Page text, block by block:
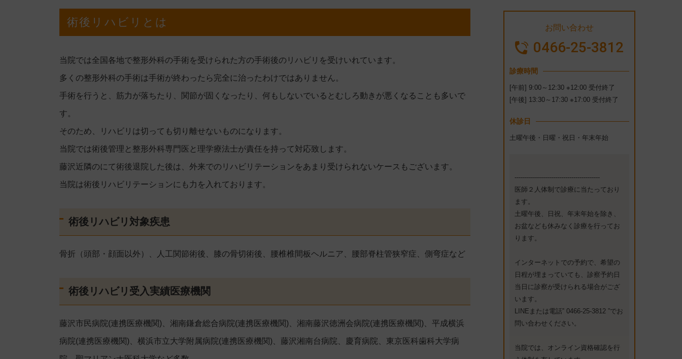
術後リハビリとは
当院では全国各地で整形外科の手術を受けられた方の手術後のリハビリを受けいれています。
多くの整形外科の手術は手術が終わったら完全に治ったわけではありません。
手術を行うと、筋力が落ちたり、関節が固くなったり、何もしないでいるとむしろ動きが悪くなることも多いで
す。
そのため、リハビリは切っても切り離せないものになります。
当院では術後管理と整形外科専門医と理学療法士が責任を持って対応致します。
藤沢近隣のにて術後退院した後は、外来でのリハビリテーションをあまり受けられないケースもございます。
当院は術後リハビリテーションにも力を入れております。
術後リハビリ対象疾患
骨折（頭部・顔面以外）、人工関節術後、膝の骨切術後、腰椎椎間板ヘルニア、腰部脊柱管狭窄症、側弯症など
術後リハビリ受入実績医療機関
藤沢市民病院(連携医療機関)、湘南鎌倉総合病院(連携医療機関)、湘南藤沢徳洲会病院(連携医療機関)、平成横浜
病院(連携医療機関)、横浜市立大学附属病院(連携医療機関)、藤沢湘南台病院、慶育病院、東京医科歯科大学病
お問い合わせ
0466-25-3812
診療時間
[午前] 9:00～12:30 ※12:00 受付終了
[午後] 13:30～17:30 ※17:00 受付終了
休診日
土曜午後・日曜・祝日・年末年始
------------------------------------------
医師２人体制で診療に当たっており
ます。
土曜午後、日祝、年末年始を除き、
お盆なども休みなく診療を行ってお
ります。
インターネットでの予約で、希望の
日程が埋まっていても、診察予約日
当日に診察が受けられる場合がござ
います。
LINEまたは電話‟ 0466-25-3812 ”でお
問い合わせください。
当院では、オンライン資格確認を行